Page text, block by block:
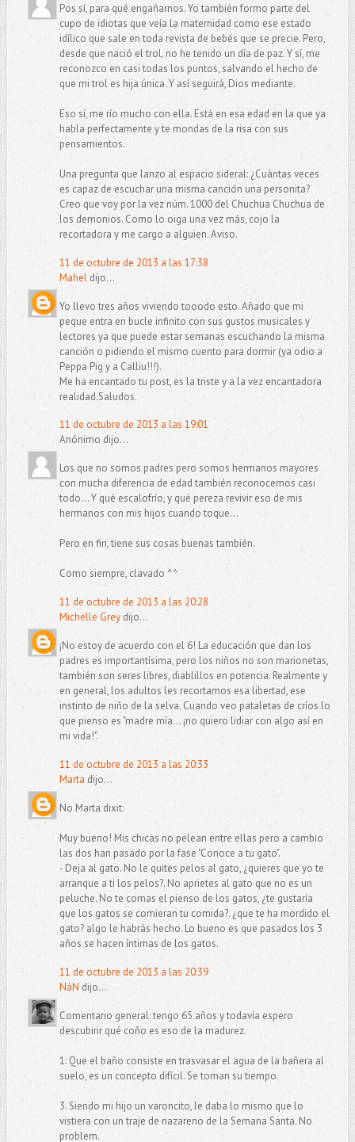
Pos sí, para qué engañarnos. Yo también formo parte del
cupo de idiotas que veía la maternidad como ese estado
idílico que sale en toda revista de bebés que se precie. Pero,
desde que nació el trol, no he tenido un día de paz. Y sí, me
reconozco en casi todas los puntos, salvando el hecho de
que mi trol es hija única. Y así seguirá, Dios mediante.
Eso sí, me río mucho con ella. Está en esa edad en la que ya
habla perfectamente y te mondas de la risa con sus
pensamientos.
Una pregunta que lanzo al espacio sideral: ¿Cuántas veces
es capaz de escuchar una misma canción una personita?
Creo que voy por la vez núm. 1000 del Chuchua Chuchua de
los demonios. Como lo oiga una vez más, cojo la
recortadora y me cargo a alguien. Aviso.
11 de octubre de 2013 a las 17:38
Maheldijo...
Yo llevo tres años viviendo tooodo esto. Añado que mi
peque entra en bucle infinito con sus gustos musicales y
lectores ya que puede estar semanas escuchando la misma
canción o pidiendo el mismo cuento para dormir (ya odio a
Peppa Pig y a Calliu!!!).
Me ha encantado tu post, es la triste y a la vez encantadora
realidad.Saludos.
11 de octubre de 2013 a las 19:01
Anónimo dijo...
Los que no somos padres pero somos hermanos mayores
con mucha diferencia de edad también reconocemos casi
todo... Y qué escalofrío, y qué pereza revivir eso de mis
hermanos con mis hijos cuando toque...
Pero en fin, tiene sus cosas buenas también.
Como siempre, clavado ^^
11 de octubre de 2013 a las 20:28
Michelle Greydijo...
¡No estoy de acuerdo con el 6! La educación que dan los
padres es importantísima, pero los niños no son marionetas,
también son seres libres, diablillos en potencia. Realmente y
en general, los adultos les recortamos esa libertad, ese
instinto de niño de la selva. Cuando veo pataletas de críos lo
que pienso es "madre mía... ¡no quiero lidiar con algo así en
mi vida!".
11 de octubre de 2013 a las 20:33
Marta dijo...
No Marta dixit:
Muy bueno! Mis chicas no pelean entre ellas pero a cambio
las dos han pasado por la fase "Conoce a tu gato".
- Deja al gato. No le quites pelos al gato, ¿quieres que yo te
arranque a ti los pelos?. No aprietes al gato que no es un
peluche. No te comas el pienso de los gatos, ¿te gustaría
que los gatos se comieran tu comida?. ¿que te ha mordido el
gato? algo le habrás hecho. Lo bueno es que pasados los 3
años se hacen íntimas de los gatos.
11 de octubre de 2013 a las 20:39
NáN dijo...
Comentario general: tengo 65 años y todavía espero
descubirir qué coño es eso de la madurez.
1: Que el baño consiste en trasvasar el agua de la bañera al
suelo, es un concepto difícil. Se toman su tiempo.
3. Siendo mi hijo un varoncito, le daba lo mismo que lo
vistiera con un traje de nazareno de la Semana Santa. No
problem.